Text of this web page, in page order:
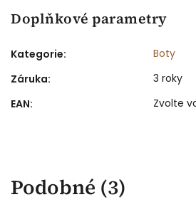
Doplňkové parametry
Kategorie:
Boty
Záruka:
3 roky
EAN: Zvolte
Podobné (3)